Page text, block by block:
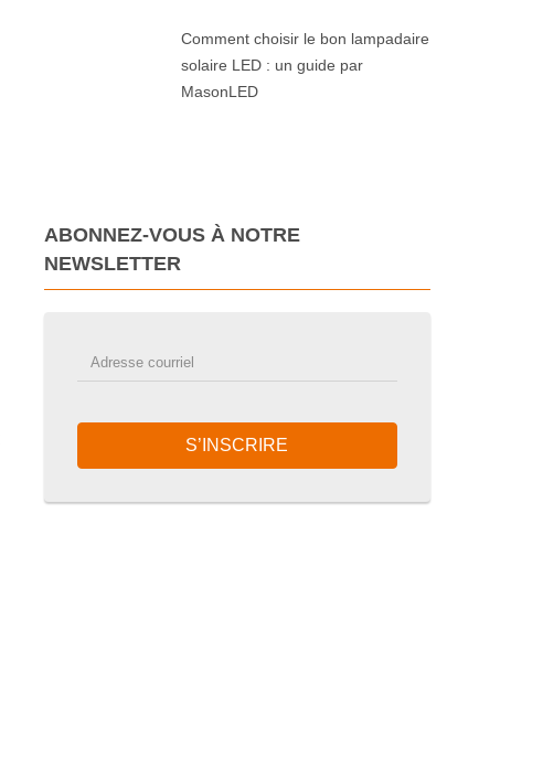
Comment choisir le bon lampadaire
solaire LED : un guide par
MasonLED
ABONNEZ-VOUS À NOTRE
NEWSLETTER
S’INSCRIRE